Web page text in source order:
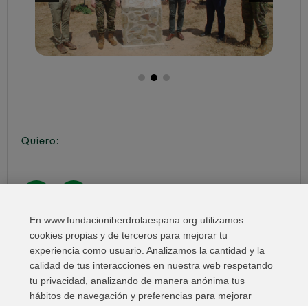
Quiero:
Compartir en:
En www.fundacioniberdrolaespana.org utilizamos
cookies propias y de terceros para mejorar tu
experiencia como usuario. Analizamos la cantidad y la
calidad de tus interacciones en nuestra web respetando
tu privacidad, analizando de manera anónima tus
hábitos de navegación y preferencias para mejorar